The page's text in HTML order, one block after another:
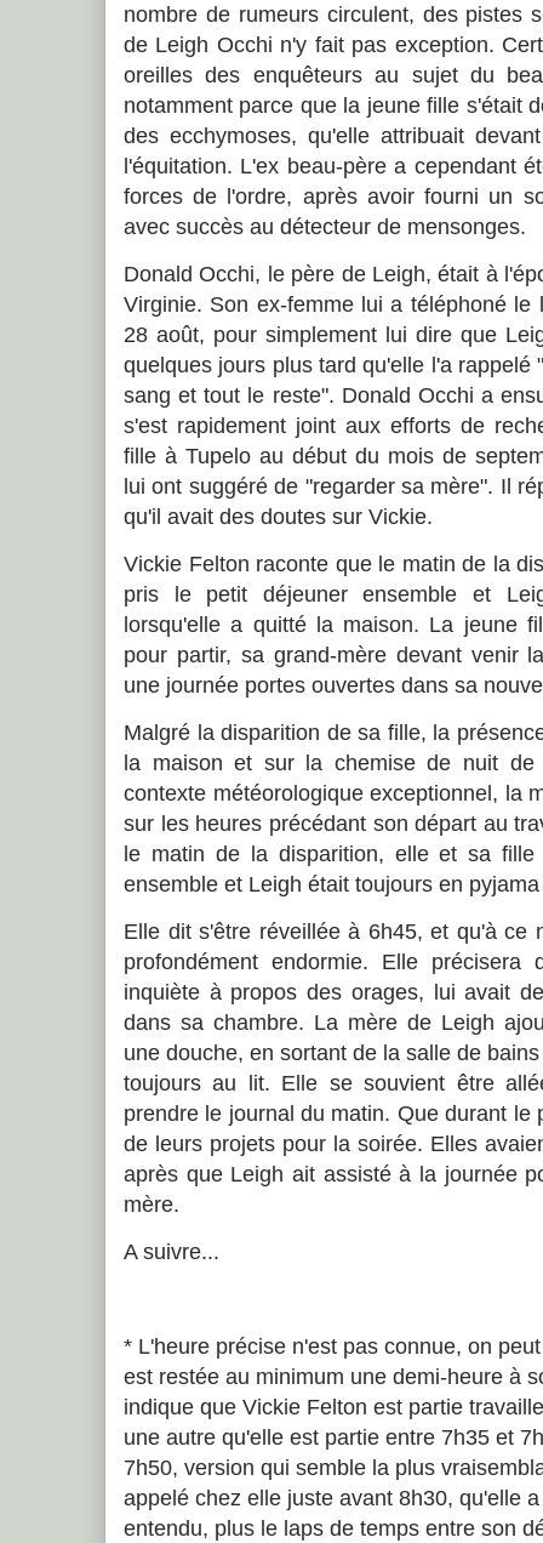
nombre de rumeurs circulent, des pistes
de Leigh Occhi n'y fait pas exception.
oreilles des enquêteurs au sujet du
notamment parce que la jeune fille s'était
des ecchymoses, qu'elle attribuait
l'équitation. L'ex beau-père a cependant
forces de l'ordre, après avoir fourni un
avec succès au détecteur de mensonges.
Donald Occhi, le père de Leigh, était à
Virginie. Son ex-femme lui a téléphoné
28 août, pour simplement lui dire que
quelques jours plus tard qu'elle l'a rappelé
sang et tout le reste". Donald Occhi a
s'est rapidement joint aux efforts de
fille à Tupelo au début du mois de
lui ont suggéré de "regarder sa mère". Il
qu'il avait des doutes sur Vickie.
Vickie Felton raconte que le matin de la
pris le petit déjeuner ensemble et
lorsqu'elle a quitté la maison. La jeune
pour partir, sa grand-mère devant venir
une journée portes ouvertes dans sa
Malgré la disparition de sa fille, la
la maison et sur la chemise de nuit
contexte météorologique exceptionnel, la
sur les heures précédant son départ au
le matin de la disparition, elle et sa fille
ensemble et Leigh était toujours en
Elle dit s'être réveillée à 6h45, et qu'à ce
profondément endormie. Elle
inquiète à propos des orages, lui avait
dans sa chambre. La mère de Leigh
une douche, en sortant de la salle de
toujours au lit. Elle se souvient être
prendre le journal du matin. Que durant le
de leurs projets pour la soirée. Elles
après que Leigh ait assisté à la journée
mère.
A suivre...
* L'heure précise n'est pas connue, on
est restée au minimum une demi-heure à
indique que Vickie Felton est partie
une autre qu'elle est partie entre 7h35 et
7h50, version qui semble la plus
appelé chez elle juste avant 8h30, qu'elle
entendu, plus le laps de temps entre son